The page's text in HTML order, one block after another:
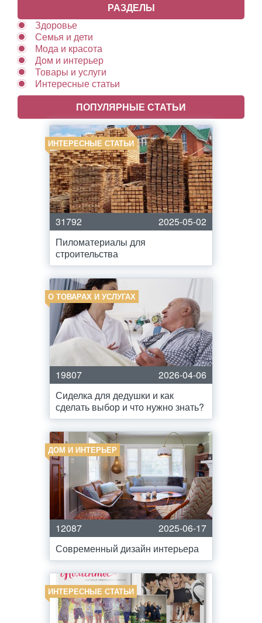
РАЗДЕЛЫ
Здоровье
Семья и дети
Мода и красота
Дом и интерьер
Товары и услуги
Интересные статьи
ПОПУЛЯРНЫЕ СТАТЬИ
ИНТЕРЕСНЫЕ СТАТЬИ
31792
2025-05-02
Пиломатериалы для
строительства
О ТОВАРАХ И УСЛУГАХ
19807
2026-04-06
Сиделка для дедушки и как
сделать выбор и что нужно знать?
ДОМ И ИНТЕРЬЕР
12087
2025-06-17
Современный дизайн интерьера
ИНТЕРЕСНЫЕ СТАТЬИ